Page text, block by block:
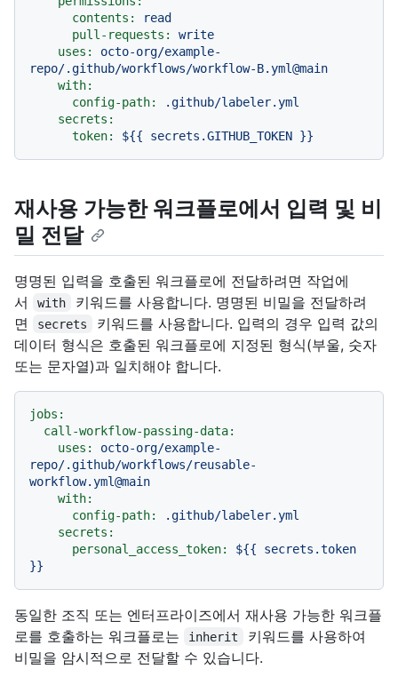
contents:
read
pull-requests:
write
uses:
octo-org/example-
repo/.github/workflows/workflow-B.yml@main
with:
config-path:
.github/labeler.yml
secrets:
token:
${{ secrets.GITHUB_TOKEN }}
재사용 가능한 워크플로에서 입력 및 비
밀 전달
명명된 입력을 호출된 워크플로에 전달하려면 작업에
서
with
키워드를 사용합니다. 명명된 비밀을 전달하려
면
secrets
키워드를 사용합니다. 입력의 경우 입력 값의
데이터 형식은 호출된 워크플로에 지정된 형식(부울, 숫자
또는 문자열)과 일치해야 합니다.
jobs:
call-workflow-passing-data:
uses:
octo-org/example-
repo/.github/workflows/reusable-
workflow.yml@main
with:
config-path:
.github/labeler.yml
secrets:
personal_access_token:
${{
secrets.token
}}
동일한 조직 또는 엔터프라이즈에서 재사용 가능한 워크플
로를 호출하는 워크플로는
inherit
키워드를 사용하여
비밀을 암시적으로 전달할 수 있습니다.